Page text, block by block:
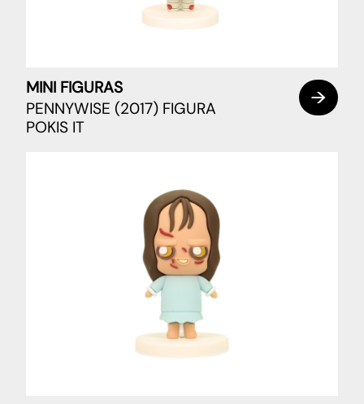
MINI FIGURAS
PENNYWISE (2017) FIGURA
POKIS IT